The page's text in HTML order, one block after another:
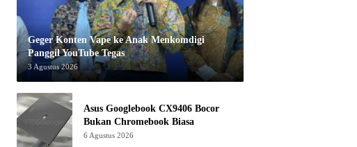
Geger Konten Vape ke Anak Menkomdigi
Panggil YouTube Tegas
3 Agustus 2026
Asus Googlebook CX9406 Bocor
Bukan Chromebook Biasa
6 Agustus 2026